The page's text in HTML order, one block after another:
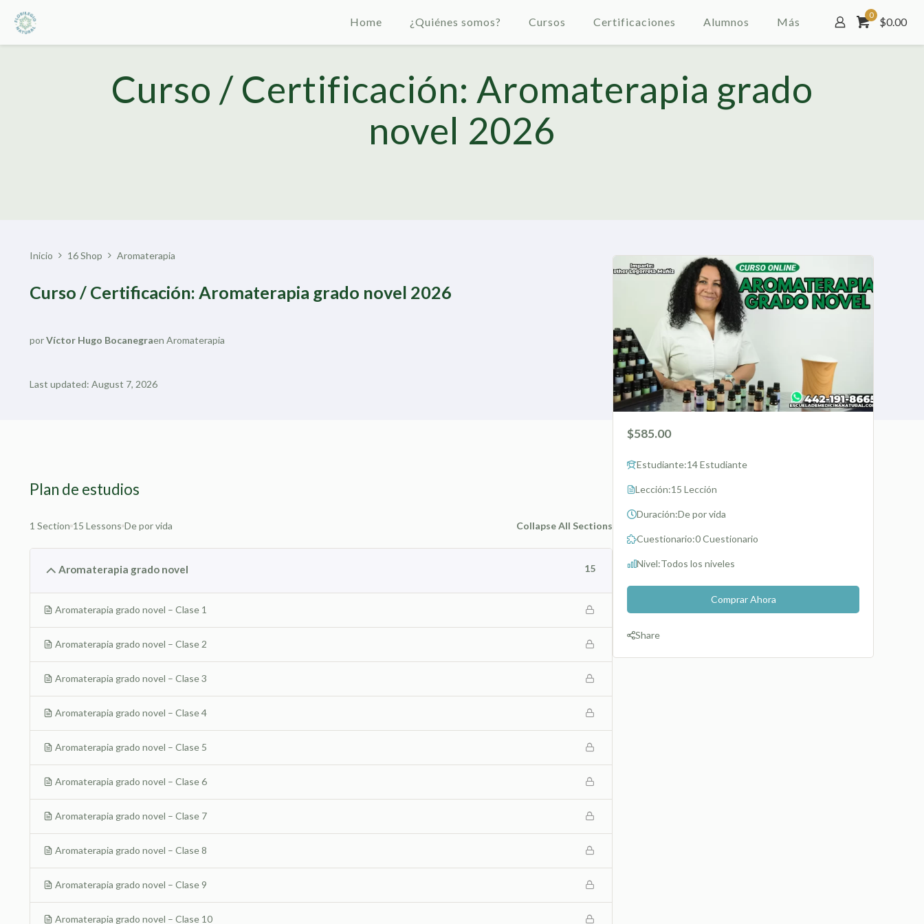
Home ¿Quiénes somos? Cursos Certificaciones Alumnos Más
0
$0.00
Curso / Certificación: Aromaterapia grado
novel 2026
Inicio 16 Shop Aromaterapia
Curso / Certificación: Aromaterapia grado novel 2026
porVíctor Hugo Bocanegraen Aromaterapia
Last updated: August 7, 2026
Plan de estudios
1 Section 15 Lessons De por vida Collapse All Sections
Aromaterapia grado novel 15
Aromaterapia grado novel – Clase 1
Aromaterapia grado novel – Clase 2
Aromaterapia grado novel – Clase 3
Aromaterapia grado novel – Clase 4
Aromaterapia grado novel – Clase 5
Aromaterapia grado novel – Clase 6
Aromaterapia grado novel – Clase 7
Aromaterapia grado novel – Clase 8
Aromaterapia grado novel – Clase 9
Aromaterapia grado novel – Clase 10
$585.00
Estudiante:14 Estudiante
Lección:15 Lección
Duración:De por vida
Cuestionario:0 Cuestionario
Nivel:Todos los niveles
Comprar Ahora
Share